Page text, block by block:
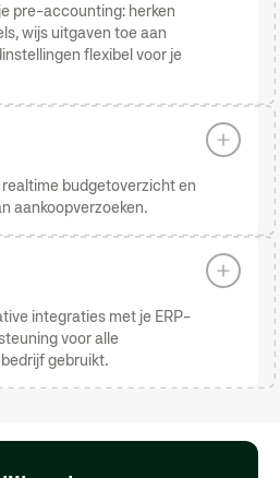
pre-accounting: herken
wijs uitgaven toe aan
flexibel voor je
budgetoverzicht en
aankoopverzoeken.
integraties met je ERP-
voor alle
gebruikt.